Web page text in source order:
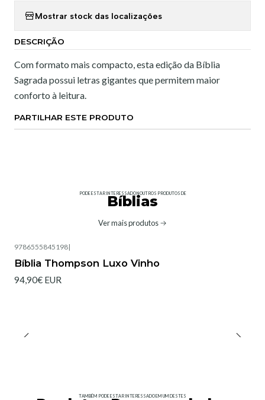
Mostrar stock das localizações
DESCRIÇÃO
Com formato mais compacto, esta edição da Bíblia
Sagrada possui letras gigantes que permitem maior
conforto à leitura.
PARTILHAR ESTE PRODUTO
PODE ESTAR INTERESSADO NOUTROS PRODUTOS DE
Bíblias
Ver mais produtos
9786555845198|
Bíblia Thompson Luxo Vinho
94,90€ EUR
TAMBÉM PODE ESTAR INTERESSADO EM UM DESTES